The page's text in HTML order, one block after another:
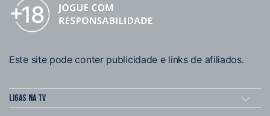
Este site pode conter publicidade e links de afiliados.
Ligas na TV